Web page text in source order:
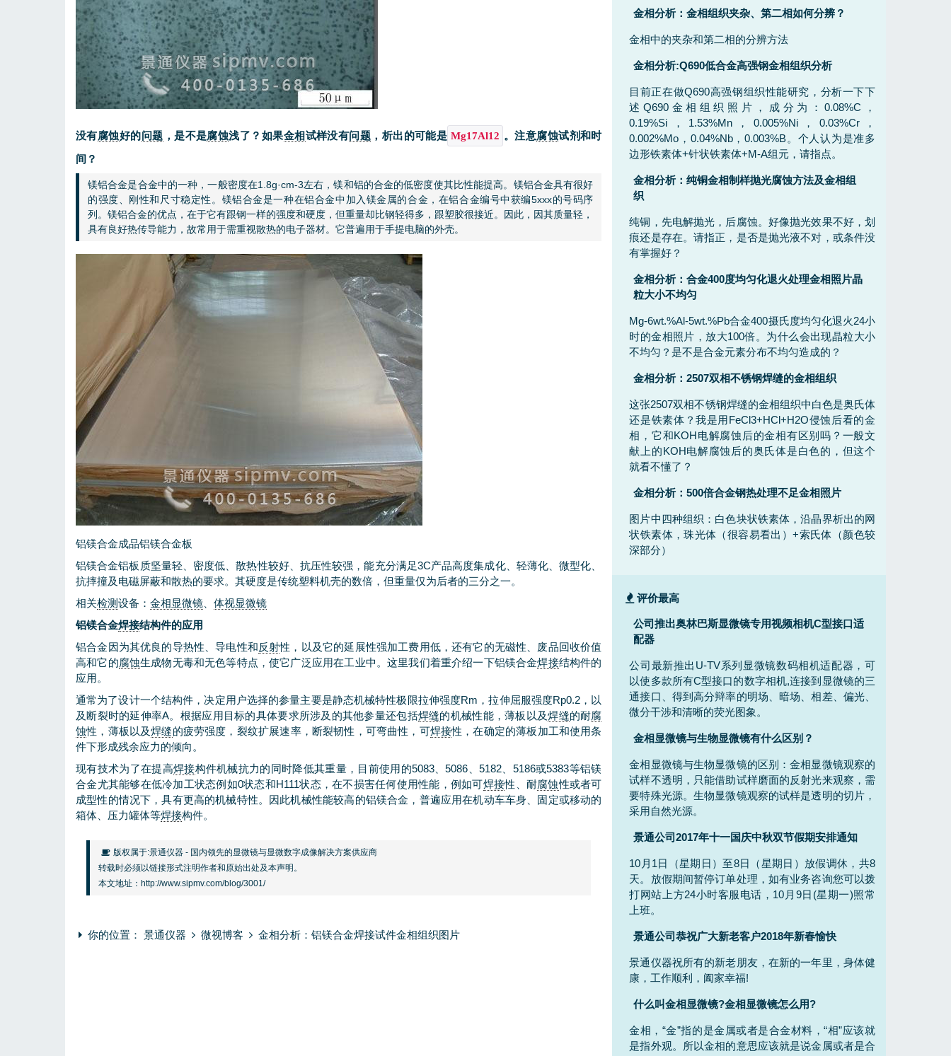
没有腐蚀好的问题 ，是不是腐蚀浅了？如果金相试样没有问题 ，析出的可能是 Mg17Al12 。注意腐蚀试剂和时
间？
镁铝合金是合金中的一种，一般密度在1.8g·cm-3左右，镁和铝的合金的低密度使其比性能提高。镁铝合金具有很好
的强度、刚性和尺寸稳定性。镁铝合金是一种在铝合金中加入镁金属的合金，在铝合金编号中获编5xxx的号码序
列。镁铝合金的优点，在于它有跟钢一样的强度和硬度，但重量却比钢轻得多，跟塑胶很接近。因此，因其质量轻，
具有良好热传导能力，故常用于需重视散热的电子器材。它普遍用于手提电脑的外壳。
铝镁合金成品铝镁合金板
铝镁合金铝板质坚量轻、密度低、散热性较好、抗压性较强，能充分满足3C产品高度集成化、轻薄化、微型化、
抗摔撞及电磁屏蔽和散热的要求。其硬度是传统塑料机壳的数倍，但重量仅为后者的三分之一。
相关检测设备： 金相显微镜
体视显微镜
铝镁合金焊接结构件的应用
铝合金因为其优良的导热性、导电性和反射性，以及它的延展性强加工费用低，还有它的无磁性、废品回收价值
高和它的腐蚀生成物无毒和无色等特点，使它广泛应用在工业中。这里我们着重介绍一下铝镁合金焊接结构件的
应用。
通常为了设计一个结构件，决定用户选择的参量主要是静态机械特性极限拉伸强度Rm，拉伸屈服强度Rp0.2，以
及断裂时的延伸率A。根据应用目标的具体要求所涉及的其他参量还包括焊缝的机械性能，薄板以及焊缝的耐腐
蚀性，薄板以及焊缝的疲劳强度，裂纹扩展速率，断裂韧性，可弯曲性，可焊接性，在确定的薄板加工和使用条
件下形成残余应力的倾向。
现有技术为了在提高焊接构件机械抗力的同时降低其重量，目前使用的5083、5086、5182、5186或5383等铝镁
合金尤其能够在低冷加工状态例如0状态和H111状态，在不损害任何使用性能，例如可焊接性、耐腐蚀性或者可
成型性的情况下，具有更高的机械特性。因此机械性能较高的铝镁合金，普遍应用在机动车车身、固定或移动的
箱体、压力罐体等焊接构件。
版权属于:景通仪器 - 国内领先的显微镜与显微数字成像解决方案供应商
转载时必须以链接形式注明作者和原始出处及本声明。
本文地址： http://www.sipmv.com/blog/3001/
你的位置： 景通仪器 微视博客 金相分析：铝镁合金焊接试件金相组织图片
金相分析：金相组织夹杂、第二相如何分辨？
金相中的夹杂和第二相的分辨方法
金相分析:Q690低合金高强钢金相组织分析
目前正在做Q690高强钢组织性能研究，分析一下下
述Q690金相组织照片，成分为：0.08%C，
0.19%Si，1.53%Mn，0.005%Ni，0.03%Cr，
0.002%Mo，0.04%Nb，0.003%B。个人认为是准多
边形铁素体+针状铁素体+M-A组元，请指点。
金相分析：纯铜金相制样抛光腐蚀方法及金相组
织
纯铜，先电解抛光，后腐蚀。好像抛光效果不好，划
痕还是存在。请指正，是否是抛光液不对，或条件没
有掌握好？
金相分析：合金400度均匀化退火处理金相照片晶
粒大小不均匀
Mg-6wt.%Al-5wt.%Pb合金400摄氏度均匀化退火24小
时的金相照片，放大100倍。为什么会出现晶粒大小
不均匀？是不是合金元素分布不均匀造成的？
金相分析：2507双相不锈钢焊缝的金相组织
这张2507双相不锈钢焊缝的金相组织中白色是奥氏体
还是铁素体？我是用FeCl3+HCl+H2O侵蚀后看的金
相，它和KOH电解腐蚀后的金相有区别吗？一般文
献上的KOH电解腐蚀后的奥氏体是白色的，但这个
就看不懂了？
金相分析：500倍合金钢热处理不足金相照片
图片中四种组织：白色块状铁素体，沿晶界析出的网
状铁素体，珠光体（很容易看出）+索氏体（颜色较
深部分）
评价最高
公司推出奥林巴斯显微镜专用视频相机C型接口适
配器
公司最新推出U-TV系列显微镜数码相机适配器，可
以使多款所有C型接口的数字相机,连接到显微镜的三
通接口、得到高分辩率的明场、暗场、相差、偏光、
微分干涉和清晰的荧光图象。
金相显微镜与生物显微镜有什么区别？
金相显微镜与生物显微镜的区别：金相显微镜观察的
试样不透明，只能借助试样磨面的反射光来观察，需
要特殊光源。生物显微镜观察的试样是透明的切片，
采用自然光源。
景通公司2017年十一国庆中秋双节假期安排通知
10月1日（星期日）至8日（星期日）放假调休，共8
天。放假期间暂停订单处理，如有业务咨询您可以拨
打网站上方24小时客服电话，10月9日(星期一)照常
上班。
景通公司恭祝广大新老客户2018年新春愉快
景通仪器祝所有的新老朋友，在新的一年里，身体健
康，工作顺利，阖家幸福!
什么叫金相显微镜?金相显微镜怎么用?
金相，“金”指的是金属或者是合金材料，“相”应该就
是指外观。所以金相的意思应该就是说金属或者是合